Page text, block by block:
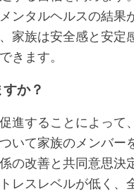
ンタルヘルスの結果
家族は安全感と安定
きます。
か？
進することによって
いて家族のメンバー
の改善と共同意思決
レスレベルが低く、